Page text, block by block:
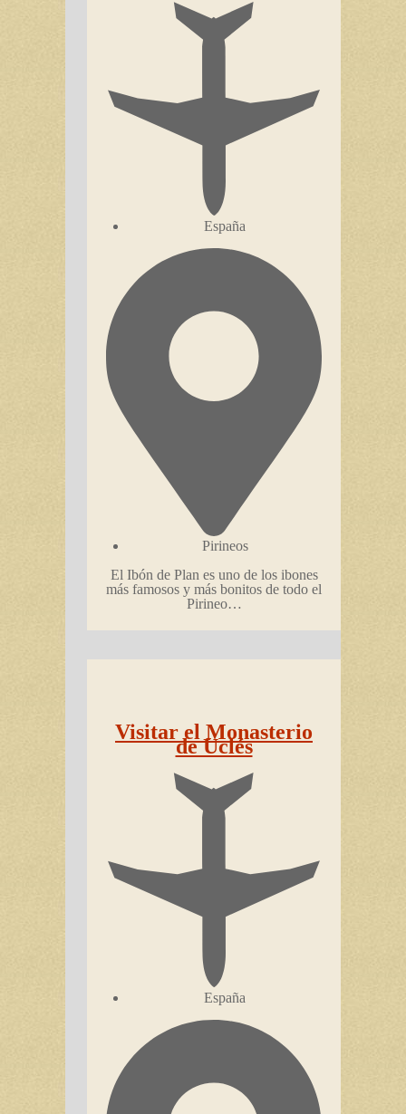
España
Pirineos
El Ibón de Plan es uno de los ibones
más famosos y más bonitos de todo el
Pirineo…
Visitar el Monasterio
de Uclés
España